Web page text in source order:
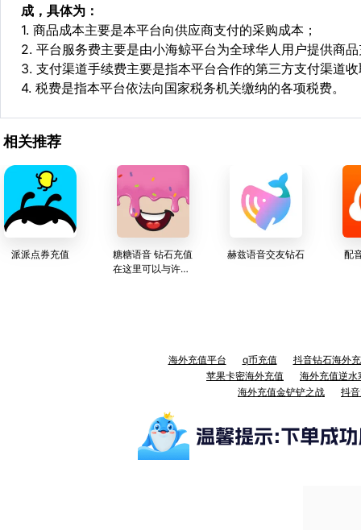
成，具体为：
1. 商品成本主要是本平台向供应商支付的采购成本；
2. 平台服务费主要是由小海鲸平台为全球华人用户提供商
3. 支付渠道手续费主要是指本平台合作的第三方支付渠道
4. 税费是指本平台依法向国家税务机关缴纳的各项税费。
相关推荐
派派点券充值
糖糖语音 钻石充值
在这里可以与许多
赫兹语音交友钻石 配
海外充值平台 q币充值
抖音钻石海外
苹果卡密海外充值
海外充值逆水
海外充值金铲铲之战
抖